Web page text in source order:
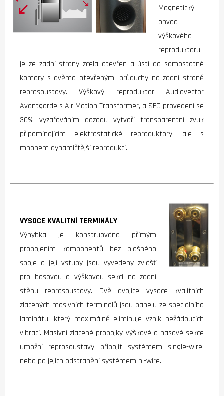
Magnetický
obvod
výškového
reproduktoru
je ze zadní strany zcela otevřen a ústí do samostatné
komory s dvěma otevřenými průduchy na zadní straně
reprosoustavy. Výškový reproduktor Audiovector
Avantgarde s Air Motion Transformer, a SEC provedení se
30% vyzařováním dozadu vytvoří transparentní zvuk
připomínajícím elektrostatické reproduktory, ale s
mnohem dynamičtější reprodukcí.
VYSOCE KVALITNÍ TERMINÁLY
Výhybka je konstruována přímým
propojením komponentů bez plošného
spoje a její vstupy jsou vyvedeny zvlášť
pro basovou a výškovou sekci na zadní
stěnu reprosoustavy. Dvě dvojice vysoce kvalitních
zlacených masivních terminálů jsou panelu ze speciálního
laminátu, který maximálně eliminuje vznik nežádoucích
vibrací. Masivní zlacené propojky výškové a basové sekce
umožní reprosoustavy připojit systémem single-wire,
nebo po jejich odstranění systémem bi-wire.